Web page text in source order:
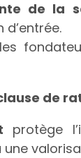
de la
de
protège
une